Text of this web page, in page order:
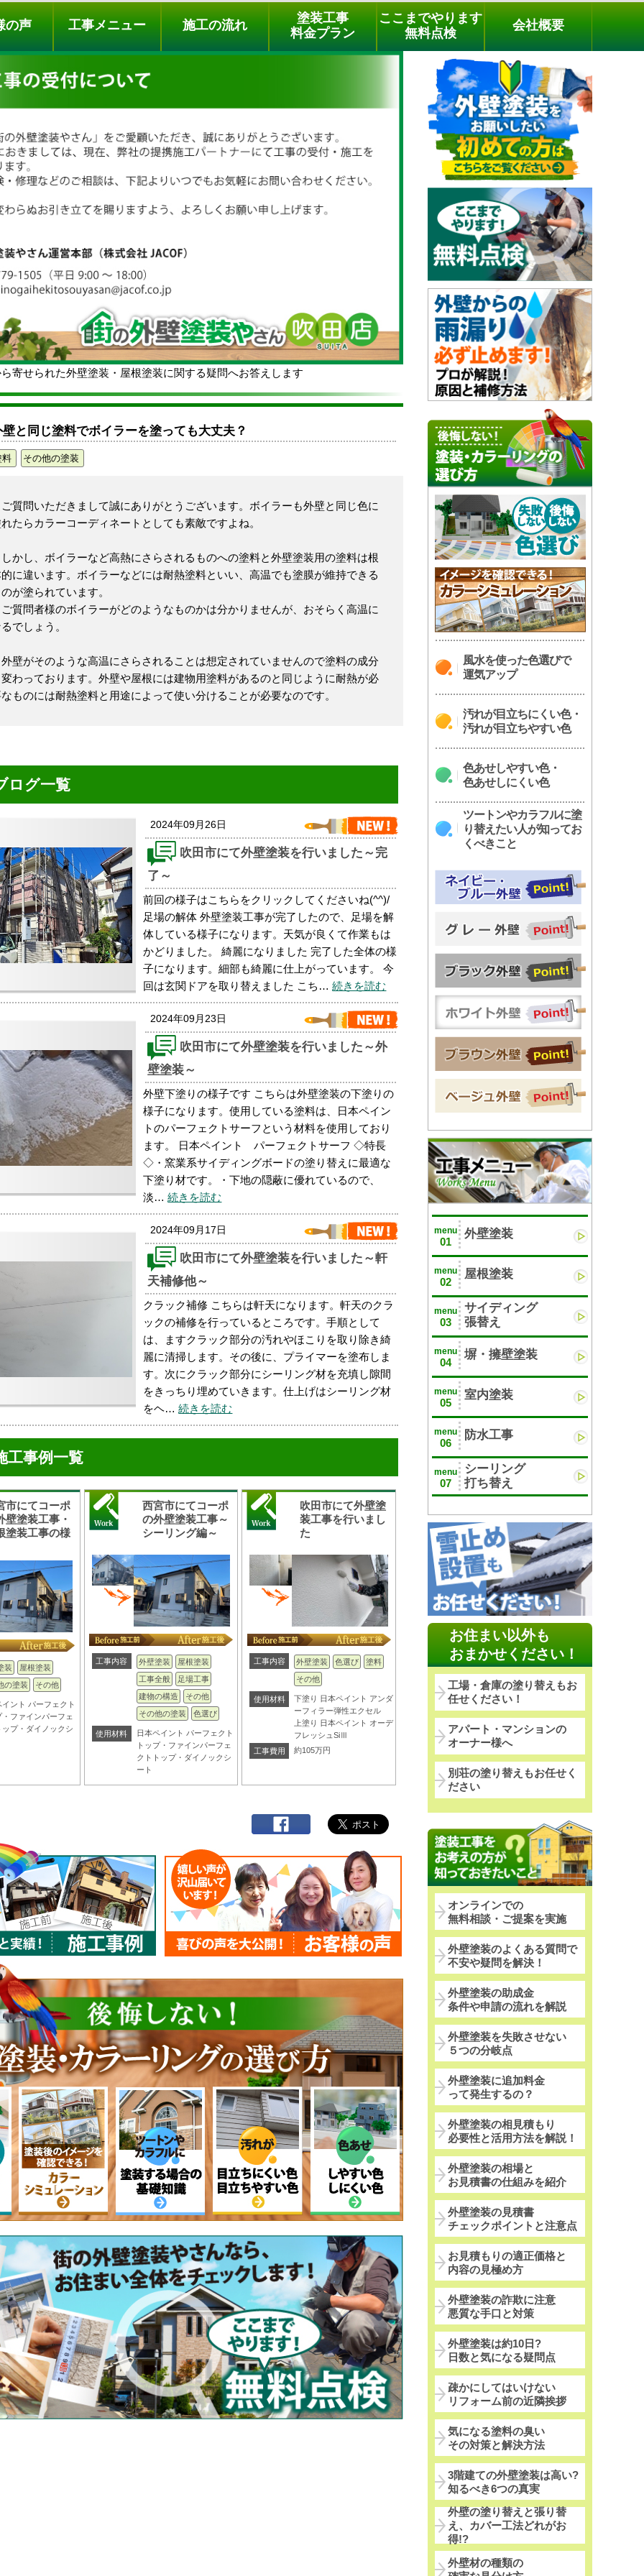
料金プラン 無料点検
電話でのご相談
[9時～18時まで受付中]
phone
の声 工事メニュー 施工の流れ
塗装工事
料金プラン
ここまでやります
無料点検
会社概要
寄せられた外壁塗装・屋根塗装に関する疑問へお答えします
壁と同じ塗料でボイラーを塗っても大丈夫？
料 その他の塗装
問いただきまして誠にありがとうございます。ボイラーも外壁と同じ色に
たらカラーコーディネートとしても素敵ですよね。
し、ボイラーなど高熱にさらされるものへの塗料と外壁塗装用の塗料は根
に違います。ボイラーなどには耐熱塗料といい、高温でも塗膜が維持できる
が塗られています。
問者様のボイラーがどのようなものかは分かりませんが、おそらく高温に
でしょう。
がそのような高温にさらされることは想定されていませんので塗料の成分
わっております。外壁や屋根には建物用塗料があるのと同じように耐熱が必
ものには耐熱塗料と用途によって使い分けることが必要なのです。
ログ一覧
2024年09月26日
吹田市にて外壁塗装を行いました～完
了～
前回の様子はこちらをクリックしてくださいね(^^)/
足場の解体 外壁塗装工事が完了したので、足場を解
体している様子になります。天気が良くて作業もは
かどりました。 綺麗になりました 完了した全体の様
子になります。細部も綺麗に仕上がっています。 今
回は玄関ドアを取り替えました こち… 続きを読む
2024年09月23日
吹田市にて外壁塗装を行いました～外
壁塗装～
外壁下塗りの様子です こちらは外壁塗装の下塗りの
様子になります。使用している塗料は、日本ペイン
トのパーフェクトサーフという材料を使用しており
ます。 日本ペイント パーフェクトサーフ ◇特長
◇・窯業系サイディングボードの塗り替えに最適な
下塗り材です。・下地の隠蔽に優れているので、
淡… 続きを読む
2024年09月17日
吹田市にて外壁塗装を行いました～軒
天補修他～
クラック補修 こちらは軒天になります。軒天のクラ
ックの補修を行っているところです。手順として
は、ますクラック部分の汚れやほこりを取り除き綺
麗に清掃します。その後に、プライマーを塗布しま
す。次にクラック部分にシーリング材を充填し隙間
をきっちり埋めていきます。仕上げはシーリング材
をヘ… 続きを読む
工事例一覧
市にてコーポ
壁塗装工事・
塗装工事の様
装
屋根塗装
の塗装
その他
ント パーフェクト
・ファインパーフェ
ップ・ダイノックシ
西宮市にてコーポ
の外壁塗装工事～
シーリング編～
工事内容 外壁塗装
屋根塗装
工事全般
足場工事
建物の構造
その他
その他の塗装
色選び
使用材料
日本ペイント パーフェクト
トップ・ファインパーフェ
クトトップ・ダイノックシ
ート
吹田市にて外壁塗
装工事を行いまし
た
工事内容 外壁塗装 色選び
塗料
その他
使用材料
下塗り 日本ペイント アンダ
ーフィラー弾性エクセル
上塗り 日本ペイント オーデ
フレッシュSiⅢ
工事費用
約105万円
風水を使った色選びで
運気アップ
汚れが目立ちにくい色・
汚れが目立ちやすい色
色あせしやすい色・
色あせしにくい色
ツートンやカラフルに塗
り替えたい人が知ってお
くべきこと
menu
01
外壁塗装
menu
02
屋根塗装
menu
03
サイディング
張替え
menu
04
塀・擁壁塗装
menu
05
室内塗装
menu
06
防水工事
menu
07
シーリング
打ち替え
お住まい以外も
おまかせください！
工場・倉庫の塗り替えもお
任せください！
アパート・マンションの
オーナー様へ
別荘の塗り替えもお任せく
ださい
オンラインでの
無料相談・ご提案を実施
外壁塗装のよくある質問で
不安や疑問を解決！
外壁塗装の助成金
条件や申請の流れを解説
外壁塗装を失敗させない
５つの分岐点
外壁塗装に追加料金
って発生するの？
外壁塗装の相見積もり
必要性と活用方法を解説！
外壁塗装の相場と
お見積書の仕組みを紹介
外壁塗装の見積書
チェックポイントと注意点
お見積もりの適正価格と
内容の見極め方
外壁塗装の詐欺に注意
悪質な手口と対策
外壁塗装は約10日?
日数と気になる疑問点
疎かにしてはいけない
リフォーム前の近隣挨拶
気になる塗料の臭い
その対策と解決方法
3階建ての外壁塗装は高い?
知るべき6つの真実
外壁の塗り替えと張り替
え、カバー工法どれがお
得!?
外壁材の種類の